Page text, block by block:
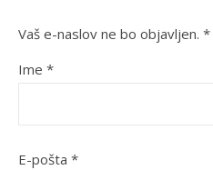
Vaš e-naslov ne bo objavljen. *
Ime *
E-pošta *